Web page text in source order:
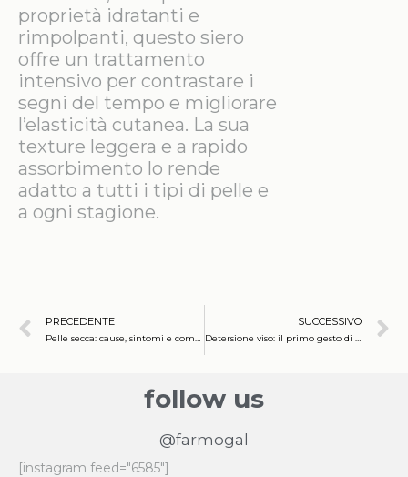
proprietà idratanti e
rimpolpanti, questo siero
offre un trattamento
intensivo per contrastare i
segni del tempo e migliorare
l’elasticità cutanea. La sua
texture leggera e a rapido
assorbimento lo rende
adatto a tutti i tipi di pelle e
a ogni stagione.
PRECEDENTE
Pelle secca: cause, sintomi e come trattarla
SUCCESSIVO
Detersione viso: il primo gesto di bellezza per una pelle sana e luminosa
follow us
@farmogal
[instagram feed="6585"]